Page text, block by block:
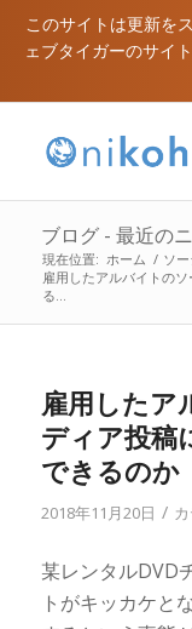
このサイトは更新を
ェブタイガーのサイト
ブログ - 最近の
現在位置: ホーム / ソ
雇用したアルバイトの
る...
雇用したア
ディア投稿
できるのか
2018年11月20日 /
某レンタルDVD
トがキッカケと